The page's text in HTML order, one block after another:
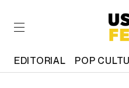
EDITORIAL POP